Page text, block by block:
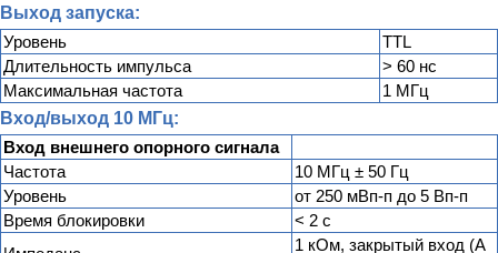
Выход запуска:
Уровень
TTL
Длительность импульса
> 60 нс
Максимальная частота
1 МГц
Вход/выход 10 МГц:
Вход внешнего опорного сигнала
Частота
10 МГц ± 50 Гц
Уровень
от 250 мВп-п до 5 Вп-п
Время блокировки
< 2 c
1 кОм, закрытый вход (A